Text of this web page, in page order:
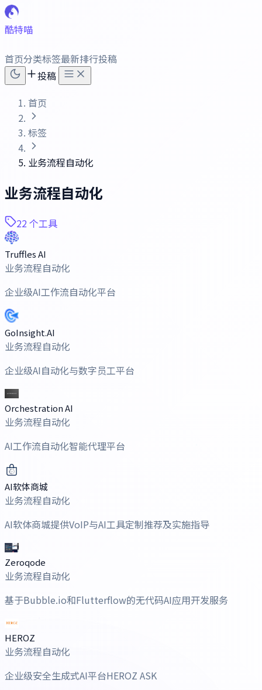
酷特喵
首页分类标签最新排行投稿
投稿
首页
标签
业务流程自动化
业务流程自动化
22 个工具
Truffles AI
业务流程自动化
企业级AI工作流自动化平台
GoInsight.AI
业务流程自动化
企业级AI自动化与数字员工平台
Orchestration AI
业务流程自动化
AI工作流自动化智能代理平台
AI软体商城
业务流程自动化
AI软体商城提供VoIP与AI工具定制推荐及实施指导
Zeroqode
业务流程自动化
基于Bubble.io和Flutterflow的无代码AI应用开发服务
HEROZ
业务流程自动化
企业级安全生成式AI平台HEROZ ASK